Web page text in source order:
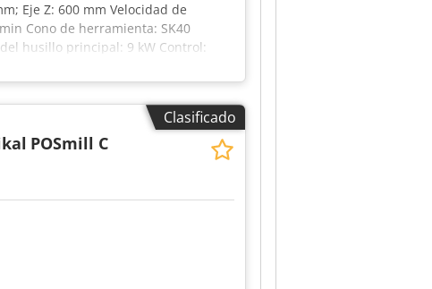
Eje Z: 600 mm Velocidad de
Cono de herramienta: SK40
husillo principal: 9 kW Control:
7500 kg Crjdpfozrwzmsx Ahcsf
Clasificado
POSmill C